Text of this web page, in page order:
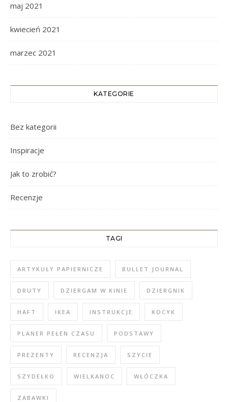
maj 2021
kwiecień 2021
marzec 2021
KATEGORIE
Bez kategorii
Inspiracje
Jak to zrobić?
Recenzje
TAGI
ARTYKUŁY PAPIERNICZE BULLET JOURNAL
DRUTY DZIERGAM W KINIE DZIERGNIK
HAFT IKEA INSTRUKCJE KOCYK
PLANER PEŁEN CZASU PODSTAWY
PREZENTY RECENZJA SZYCIE
SZYDEŁKO WIELKANOC WŁÓCZKA
ZABAWKI